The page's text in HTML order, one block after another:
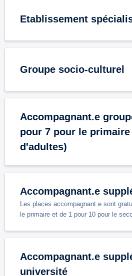
Etablissement
Groupe socio-culturel
Accompagnant.e
pour 7 pour le
d'adultes)
Accompagnant.e
Les places accompagnant.e sont
le primaire et de 1 pour 10 pour le
Accompagnant.e
université